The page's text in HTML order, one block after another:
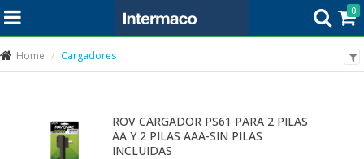
0
Home Cargadores
ROV CARGADOR PS61 PARA 2 PILAS
AA Y 2 PILAS AAA-SIN PILAS
INCLUIDAS